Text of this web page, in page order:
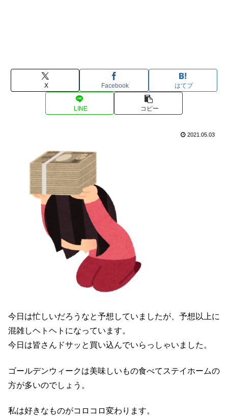
X Facebook はてブ
LINE コピー
2021.05.03
今日は忙しいだろうなと予想していましたが、予想以上に
混雑しヘトヘトになっています。
今日は皆さんドサッと買い込んでいらっしゃいました。
ゴールデンウィークは美味しいもの食べてステイホームの
方が多いのでしょう。
私は好きなものがコロコロ変わります。